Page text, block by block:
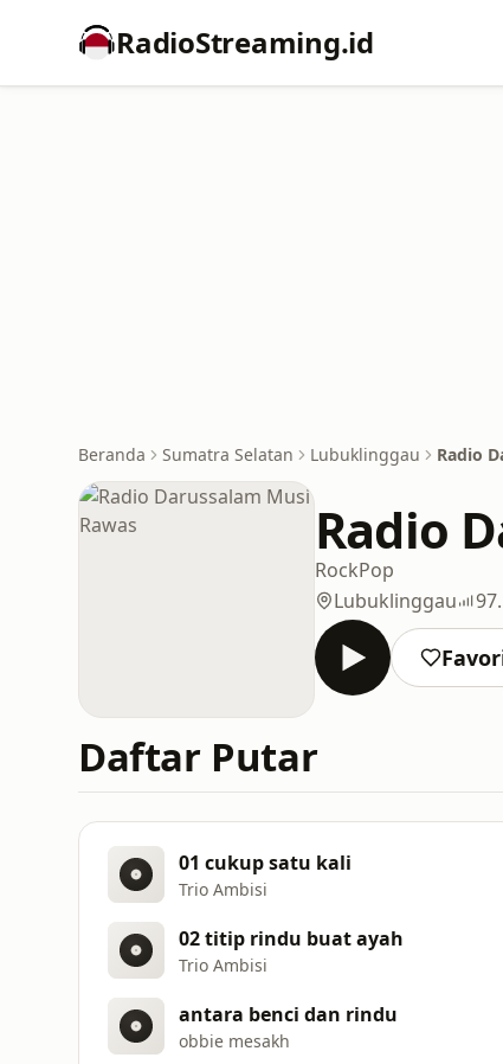
RadioStreaming.id
Beranda Sumatra Selatan Lubuklinggau Radio
Radio
RockPop
Lubuklinggau
Daftar Putar
01 cukup satu kali
Trio Ambisi
02 titip rindu buat ayah
Trio Ambisi
antara benci dan rindu
obbie mesakh